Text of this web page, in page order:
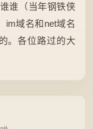
谁（当年钢铁侠
im域名和net域名
。各位路过的大